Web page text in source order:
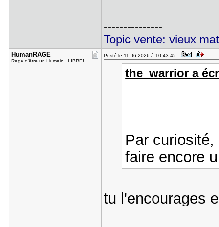
---------------
Topic vente: vieux
HumanRAGE
Rage d'être un Humain...LIBRE!
Posté le 11-06-2026 à 10:43:42
the_warrior a
Par
faire encore
tu l'encourages